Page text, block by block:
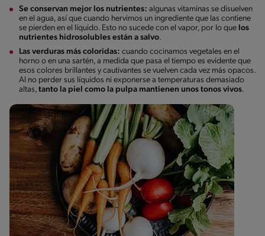
Se conservan mejor los nutrientes: algunas vitaminas se disuelven
en el agua, así que cuando hervimos un ingrediente que las contiene
se pierden en el líquido. Esto no sucede con el vapor, por lo que los
nutrientes hidrosolubles están a salvo.
Las verduras más coloridas: cuando cocinamos vegetales en el
horno o en una sartén, a medida que pasa el tiempo es evidente que
esos colores brillantes y cautivantes se vuelven cada vez más opacos.
Al no perder sus líquidos ni exponerse a temperaturas demasiado
altas, tanto la piel como la pulpa mantienen unos tonos vivos.